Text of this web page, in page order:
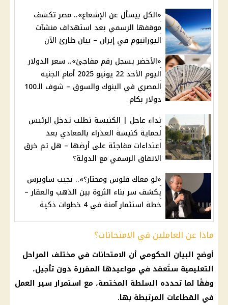
«الكل بيسأل عن الإشعاع».. مصر تكشف
موقفها الرسمي بعد استهداف منشآت
اليورانيوم في إيران – بيان طارئ الآن
«الأخضر يسجل رقم مفاجئ».. سعر الدولار
اليوم الأحد 22 يونيو 2025 أمام الجنيه
المصري في البنوك والسوق – شوف الـ100
دولار بكام
نداء عاجل | الكنيسة تطلب تدخل الرئيس
لحماية كنيسة العذراء بالمعادي بعد
اعتداءات مفاجئة على أرضها – هل تم خرق
الاتفاق الرسمي مع الدولة؟
«لو معاك فلوس ومحتار؟».. نجيب ساويرس
يكشف سر بناء الثروة بين الذهب والعقار –
خطة استثمار آمنة في 4 خطوات ذكية
ماذا عن العاملين في الامتحانات؟
أوضح البيان الحكومي أن الامتحانات في مختلف المراحل
التعليمية ستُعقد في مواعيدها المقررة دون تأجيل،
وفقًا لما تحدده السلطة المختصة، مع استمرار سير العمل
في القطاعات المرتبطة بها.